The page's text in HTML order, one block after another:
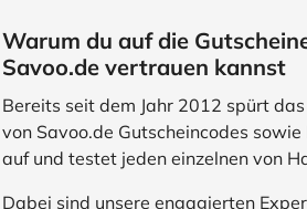
TUI WeightWatchers
Haustierbedarf
Sport Studenten
Wohnen & Garten
Warum du auf die
Savoo.de vertrauen kannst
Bereits seit dem Jahr 2012 spürt
von Savoo.de Gutscheincodes sowie
auf und testet jeden einzelnen von
Dabei sind unsere engagierten